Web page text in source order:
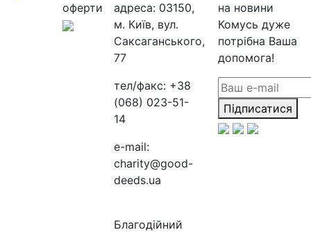
оферти
адреса: 03150,
м. Київ, вул.
Саксаганського,
77
тел/факс: +38
(068) 023-51-
14
e-mail:
charity@good-
deeds.ua
Благодійний
на новини
Комусь дуже
потрібна Ваша
допомога!
Підписатися